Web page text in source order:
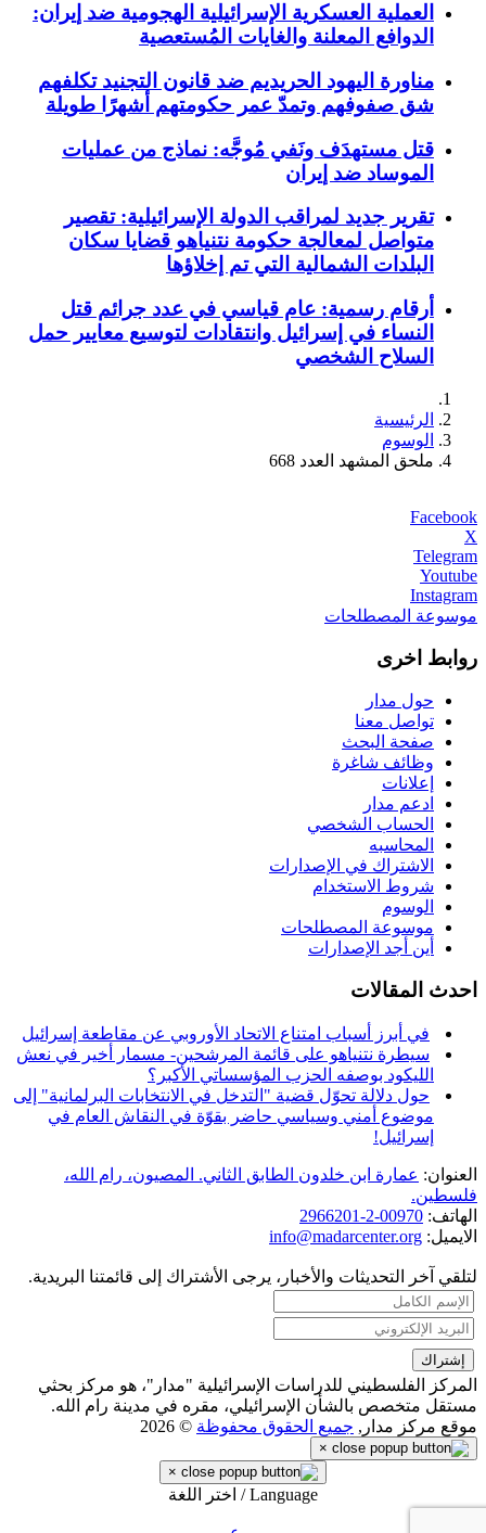
العملية العسكرية الإسرائيلية الهجومية ضد إيران:
الدوافع المعلنة والغايات المُستعصية
مناورة اليهود الحريديم ضد قانون التجنيد تكلفهم
شق صفوفهم وتمدّ عمر حكومتهم أشهرًا طويلة
قتل مستهدَف ونَفي مُوجَّه: نماذج من عمليات
الموساد ضد إيران
تقرير جديد لمراقب الدولة الإسرائيلية: تقصير
متواصل لمعالجة حكومة نتنياهو قضايا سكان
البلدات الشمالية التي تم إخلاؤها
أرقام رسمية: عام قياسي في عدد جرائم قتل
النساء في إسرائيل وانتقادات لتوسيع معايير حمل
السلاح الشخصي
الرئيسية
الوسوم
ملحق المشهد العدد 668
Facebook
X
Telegram
Youtube
Instagram
موسوعة المصطلحات
روابط اخرى
حول مدار
تواصل معنا
صفحة البحث
وظائف شاغرة
إعلانات
ادعم مدار
الحساب الشخصي
المحاسبه
الاشتراك في الإصدارات
شروط الاستخدام
الوسوم
موسوعة المصطلحات
أين أجد الإصدارات
احدث المقالات
في أبرز أسباب امتناع الاتحاد الأوروبي عن مقاطعة إسرائيل
سيطرة نتنياهو على قائمة المرشحين- مسمار أخير في نعش
الليكود بوصفه الحزب المؤسساتي الأكبر؟
حول دلالة تحوّل قضية "التدخل في الانتخابات البرلمانية" إلى
موضوع أمني وسياسي حاضر بقوّة في النقاش العام في
إسرائيل!
العنوان: عمارة ابن خلدون الطابق الثاني. المصيون، رام الله،
فلسطين.
الهاتف: 00970-2-2966201
الايميل: info@madarcenter.org
لتلقي آخر التحديثات والأخبار، يرجى الأشتراك إلى قائمتنا البريدية.
المركز الفلسطيني للدراسات الإسرائيلية "مدار"، هو مركز بحثي
مستقل متخصص بالشأن الإسرائيلي، مقره في مدينة رام الله.
موقع مركز مدار, جميع الحقوق محفوظة © 2026
×
×
Language / اختر اللغة